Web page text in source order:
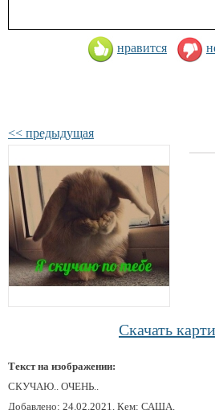
нравится
<< предыдущая
Скачать
Текст на изображении:
СКУЧАЮ.. ОЧЕНЬ..
Добавлено: 24.02.2021, Кем: САША.